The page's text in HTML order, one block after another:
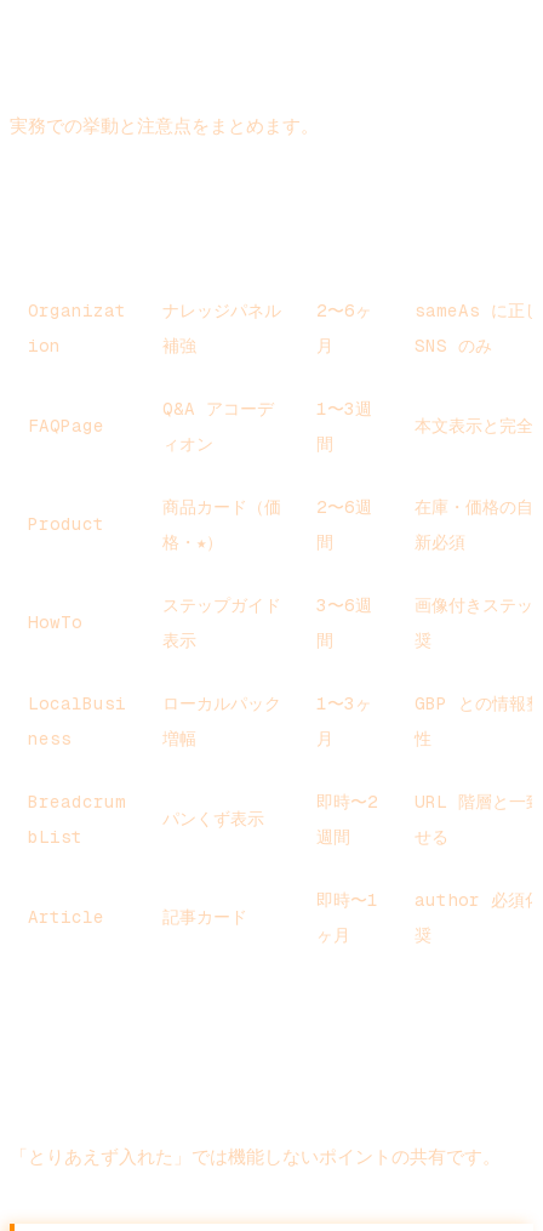
実務での挙動と注意点をまとめます。
Organizat
ion
ナレッジパネル
補強
2〜6ヶ
月
sameAs に正
SNS のみ
FAQPage
Q&A アコーデ
ィオン
1〜3週
間
本文表示と完全
Product
商品カード（価
格・★）
2〜6週
間
在庫・価格の自
新必須
HowTo
ステップガイド
表示
3〜6週
間
画像付きステッ
奨
LocalBusi
ness
ローカルパック
増幅
1〜3ヶ
月
GBP との情報
性
Breadcrum
bList
パンくず表示
即時〜2
週間
URL 階層と一
せる
Article 記事カード
即時〜1
ヶ月
author 必須化
奨
「とりあえず入れた」では機能しないポイントの共有です。